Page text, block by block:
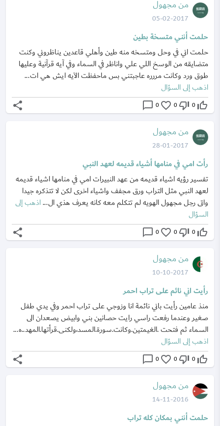
من مجهول
05-02-2017
حلمت أنني متسخة بطين
حلمت اني في وحل ومتسخه منه طين وأهلي قاعدين يناظروني وكنت
متضايقه من الوسخ اللي علي واناظر في السماء وفي آيه قرآنية وعليها
طوق ورد وكانت مررره عاجبتني بس ماحفظت الآيه ايش هي ات...
اذهب إلى السؤال
thumb_up_off_alt
0
thumb_down_off_alt
0
favorite_border
0
chat_bubble_outline
share
من مجهول
28-01-2017
رأت امي في منامها أشياء قديمه لعهد النبي
تفسير رؤيه اشياء قديمه من عهد النبيرات امي في منامها اشياء قديمه
لعهد النبي مثل التراب ورق مجفف واشياء اخرى لكن لا تتذكره جيدا
واتى رجل مجهول الهويه لم تتكلم معه كانه يعرف هذي ال...اذهب إلى
السؤال
thumb_up_off_alt
0
thumb_down_off_alt
0
favorite_border
0
chat_bubble_outline
share
من مجهول
10-10-2017
رأيت اني نائم على تراب احمر
منذ عامين رأيت باني نائمة انا وزوجي على تراب احمر وفي يدي طفل
صغير وعندما رفعت راسي رايت حصانين بني وابيض يصعدان الى
السماء ثم فتحت .الغيمتين.وكانت.سورة.المسد،ولكنى.قرأتها.المهد..ه...
اذهب إلى السؤال
thumb_up_off_alt
0
thumb_down_off_alt
0
favorite_border
0
chat_bubble_outline
share
من مجهول
14-11-2016
حلمت أنني بمكان كله تراب